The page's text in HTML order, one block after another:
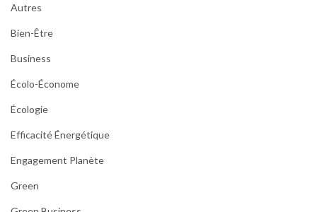
Autres
Bien-Être
Business
Écolo-Économe
Écologie
Efficacité Énergétique
Engagement Planète
Green